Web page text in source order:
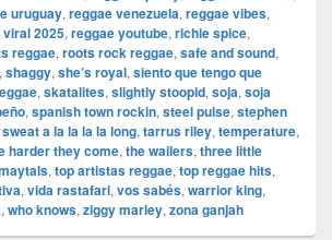
uruguay, reggae venezuela, reggae vibes,
2025, reggae youtube, richie spice,
reggae, roots rock reggae, safe and sound,
, shaggy, she’s royal, siento que tengo que
, skatalites, slightly stoopid, soja, soja
, spanish town rockin, steel pulse, stephen
sweat a la la la la long, tarrus riley, temperature,
harder they come, the wailers, three little
, top artistas reggae, top reggae hits,
, vida rastafari, vos sabés, warrior king,
, who knows, ziggy marley, zona ganjah